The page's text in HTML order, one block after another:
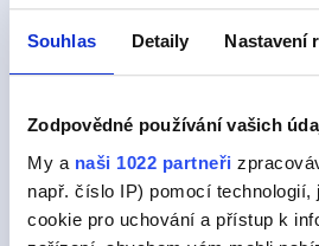
Souhlas Detaily Nastavení
Zodpovědné používání vašich
My a naši 1022 partneři
např. číslo IP) pomocí technologií,
cookie pro uchování a přístup k